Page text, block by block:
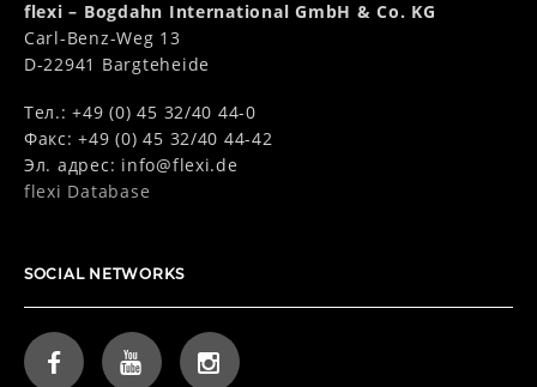
flexi – Bogdahn International GmbH & Co. KG
Carl-Benz-Weg 13
D-22941 Bargteheide
Тел.: +49 (0) 45 32/40 44-0
Факс: +49 (0) 45 32/40 44-42
Эл. адрес: info@flexi.de
flexi Database
SOCIAL NETWORKS